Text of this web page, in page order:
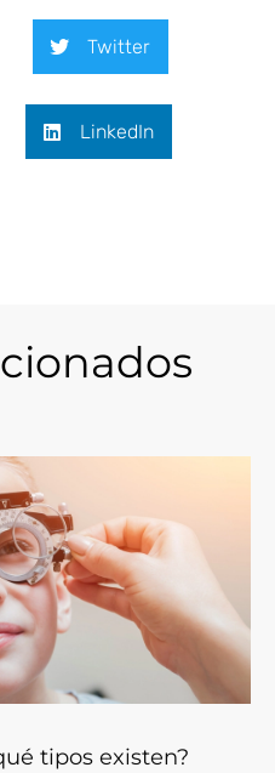
Twitter
LinkedIn
tipos existen?